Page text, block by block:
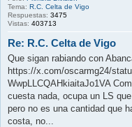
Tema: R.C. Celta de Vigo
Respuestas: 3475
Vistas: 403713
Re: R.C. Celta de Vigo
Que sigan rabiando con
https://x.com/oscarmg24/
WwpLLCQAHkiaitaJo1VA
cuesta nada, ocupa un LS
pero no es una cantidad que
costa, no...